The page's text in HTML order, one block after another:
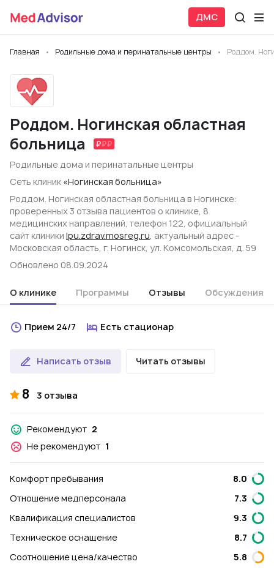
ДМС
Главная Родильные дома и перинатальные центры Роддом.
Роддом. Ногинская областная
больница
Родильные дома и перинатальные центры
Сеть клиник «Ногинская больница»
Роддом. Ногинская областная больница в Ногинске:
проверенных 3 отзыва пациентов о клинике, 8
медицинских направлений, телефон 122, официальный
сайт клиники lpu.zdrav.mosreg.ru, актуальный адрес -
Московская область, г. Ногинск, ул. Комсомольская, д. 59
Обновлено 08.09.2024
О клинике Программы Отзывы Обсуждения
Прием 24/7 Есть стационар
Написать отзыв Читать отзывы
8 3 отзыва
Рекомендуют 2
Не рекомендуют 1
Комфорт пребывания
8.0
Отношение медперсонала
7.3
Квалификация специалистов
9.3
Техническое оснащение
8.7
Соотношение цена/качество
5.8